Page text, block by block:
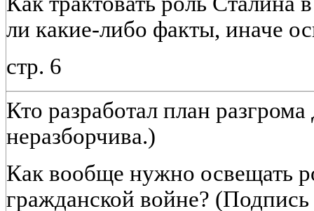
ли какие-либо факты, иначе
стр. 6
Кто разработал план
неразборчива.)
Как вообще нужно освещать
гражданской войне? (Подпись